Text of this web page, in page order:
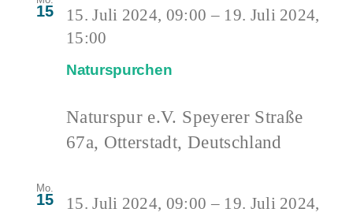
15
Naturspurchen
15. Juli 2024, 09:00 – 19. Juli 2024,
15:00
Naturspur e.V. Speyerer Straße
67a, Otterstadt, Deutschland
Mo.
15 15. Juli 2024, 09:00 – 19. Juli 2024,